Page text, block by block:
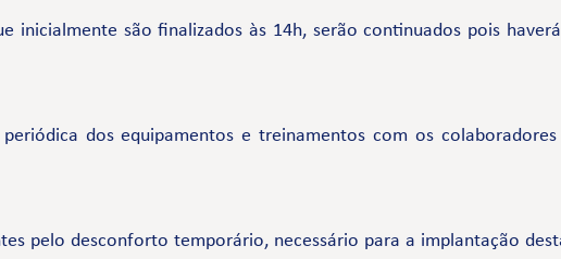
inicialmente são finalizados às 14h, serão continuados pois
dos equipamentos e treinamentos com os
pelo desconforto temporário, necessário para a implantação